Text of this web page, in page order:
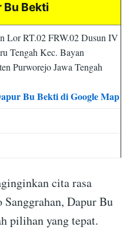
Bu Bekti
Lor RT.02 FRW.02 Dusun IV
Tengah Kec. Bayan
Purworejo Jawa Tengah
Bu Bekti di Google Map
cita rasa
Dapur Bu
pilihan yang tepat.